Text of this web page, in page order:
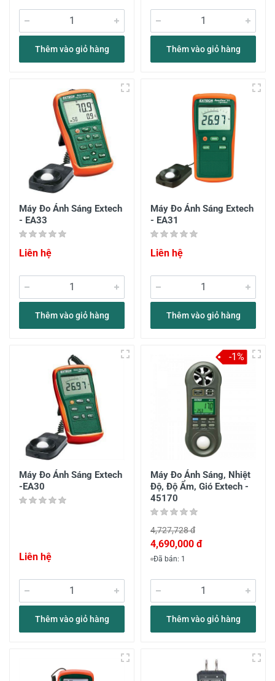
Thêm vào giỏ hàng Thêm vào giỏ hàng
Máy Đo Ánh Sáng Extech
- EA33
Liên hệ
Thêm vào giỏ hàng
Máy Đo Ánh Sáng Extech
- EA31
Liên hệ
Thêm vào giỏ hàng
Máy Đo Ánh Sáng Extech
-EA30
Liên hệ
Thêm vào giỏ hàng
Máy Đo Ánh Sáng, Nhiệt
Độ, Độ Ẩm, Gió Extech -
45170
4,727,728 đ
4,690,000 đ
Đã bán: 1
Thêm vào giỏ hàng
-1%